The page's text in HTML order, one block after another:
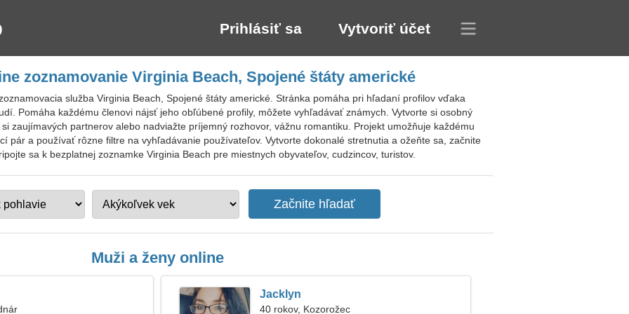
Prihlásiť sa Vytvoriť účet
zoznamovanie Virginia Beach, Spojené štáty americké
služba Virginia Beach, Spojené štáty americké. Stránka pomáha pri hľadaní profilov vďaka
Pomáha každému členovi nájsť jeho obľúbené profily, môžete vyhľadávať známych. Vytvorte si osobný
zaujímavých partnerov alebo nadviažte príjemný rozhovor, vážnu romantiku. Projekt umožňuje každému
pár a používať rôzne filtre na vyhľadávanie používateľov. Vytvorte dokonalé stretnutia a ožeňte sa, začnite
sa k bezplatnej zoznamke Virginia Beach pre miestnych obyvateľov, cudzincov, turistov.
Muži a ženy online
Jacklyn
40 rokov, Kozorožec